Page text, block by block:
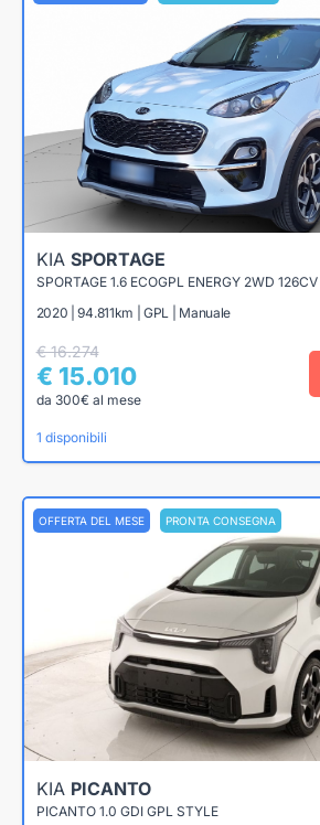
KIA SPORTAGE
SPORTAGE 1.6 ECOGPL ENERGY 2WD 126CV
2020 | 94.811km | GPL | Manuale
€ 16.274
€ 15.010
da 300€ al mese
1 disponibili
OFFERTA DEL MESE PRONTA CONSEGNA
KIA PICANTO
PICANTO 1.0 GDI GPL STYLE